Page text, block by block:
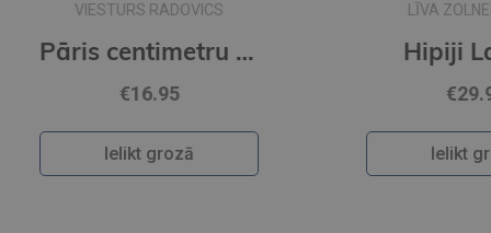
LĪVA ZOLNEROVIČA
Hipiji Latvijā